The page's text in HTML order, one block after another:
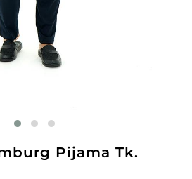
Pijama Tk.